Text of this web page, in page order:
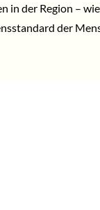
in der Region –
der